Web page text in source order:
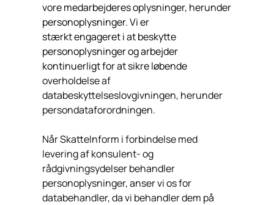
vore medarbejderes oplysninger, herunder
personoplysninger. Vi er
stærkt engageret i at beskytte
personoplysninger og arbejder
kontinuerligt for at sikre løbende
overholdelse af
databeskyttelseslovgivningen, herunder
persondataforordningen.
Når SkatteInform i forbindelse med
levering af konsulent- og
rådgivningsydelser behandler
personoplysninger, anser vi os for
databehandler, da vi behandler dem på